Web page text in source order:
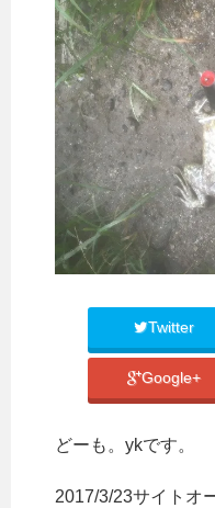
Twitter
Google+
どーも。ykです。
2017/3/23サイトオ